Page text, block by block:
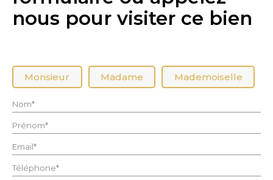
nous pour visiter ce bien
Civilité :
Monsieur Madame Mademoiselle
Nom* :
Prénom* :
Email* :
Téléphone* :